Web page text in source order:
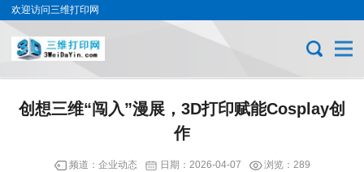
欢迎访问三维打印网
创想三维“闯入”漫展，3D打印赋能Cosplay创
作
频道： 企业动态 日期： 2026-04-07 浏览：289